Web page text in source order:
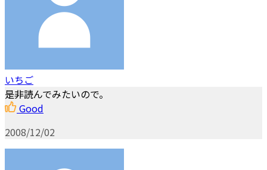
いちご
是非読んでみたいので。
Good
2008/12/02